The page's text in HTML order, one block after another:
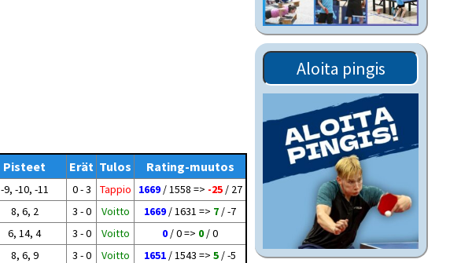
Pisteet Erät Tulos Rating-muutos
-9, -10, -11 0 - 3 Tappio 1669/ 1558 => -25/ 27
8, 6, 2 3 - 0 Voitto 1669 / 1631 => 7 / -7
6, 14, 4 3 - 0 Voitto 0 / 0 => 0 / 0
8, 6, 9 3 - 0 Voitto 1651 / 1543 => 5 / -5
Aloita pingis